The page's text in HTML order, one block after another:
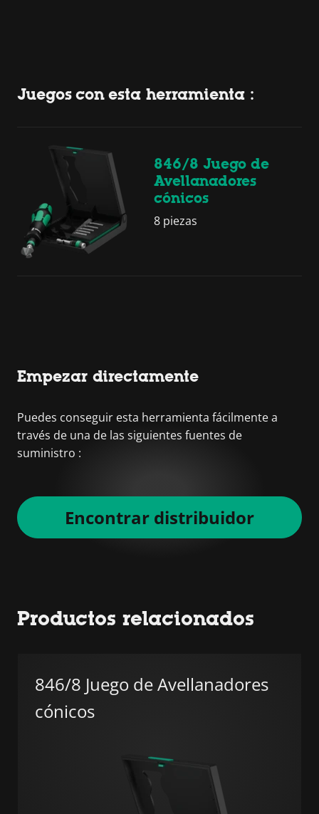
Juegos con esta herramienta :
846/8 Juego de
Avellanadores
cónicos
8 piezas
Empezar directamente
Puedes conseguir esta herramienta fácilmente a
través de una de las siguientes fuentes de
suministro :
Encontrar distribuidor
Productos relacionados
846/8 Juego de Avellanadores
cónicos